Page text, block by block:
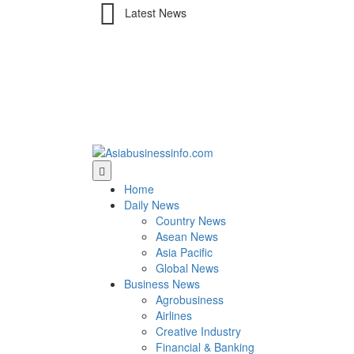
Latest News
Home
Daily News
Country News
Asean News
Asia Pacific
Global News
Business News
Agrobusiness
Airlines
Creative Industry
Financial & Banking